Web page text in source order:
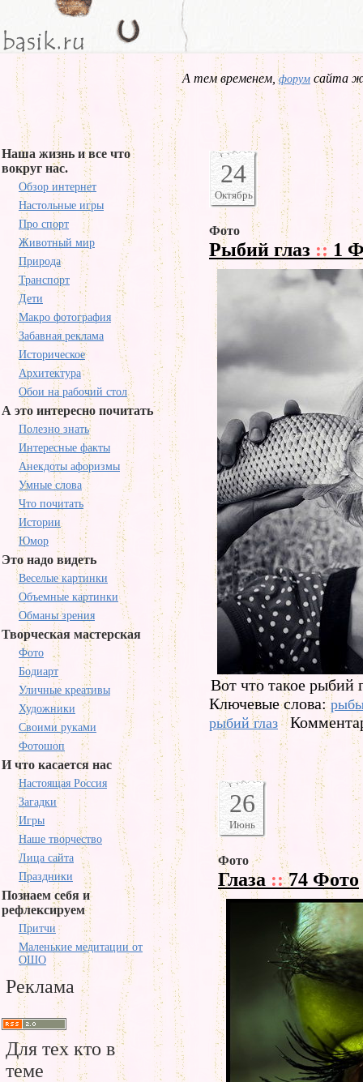
А тем временем,форум сайта
Наша жизнь и все что
вокруг нас.
Обзор интернет
Настольные игры
Про спорт
Животный мир
Природа
Транспорт
Дети
Макро фотография
Забавная реклама
Историческое
Архитектура
Обои на рабочий стол
А это интересно почитать
Полезно знать
Интересные факты
Анекдоты афоризмы
Умные слова
Что почитать
Истории
Юмор
Это надо видеть
Веселые картинки
Объемные картинки
Обманы зрения
Творческая мастерская
Фото
Бодиарт
Уличные креативы
Художники
Своими руками
Фотошоп
И что касается нас
Настоящая Россия
Загадки
Игры
Наше творчество
Лица сайта
Праздники
Познаем себя и
рефлексируем
Притчи
Маленькие медитации от
ОШО
Реклама
Для тех кто в
теме
24
Октябрь
Фото
Рыбий глаз ::1
Вот что такое рыбий
Ключевые слова:
рыбий глаз
26
Июнь
Фото
Глаза ::74 Фото